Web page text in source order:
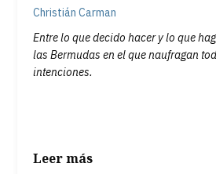
Christián Carman
Entre lo que decido hacer y lo que
las Bermudas en el que naufragan
intenciones.
Leer más